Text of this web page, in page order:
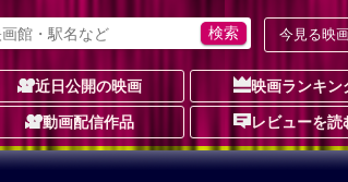
今見る映
近日公開の映画 映画ランキン
動画配信作品 レビューを読